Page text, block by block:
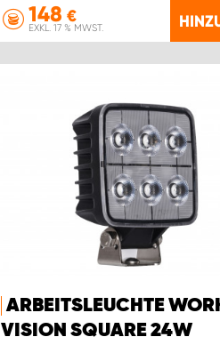
148 €
EXKL. 17 % MWST.
ARBEITSLEUCHTE
VISION SQUARE 24W